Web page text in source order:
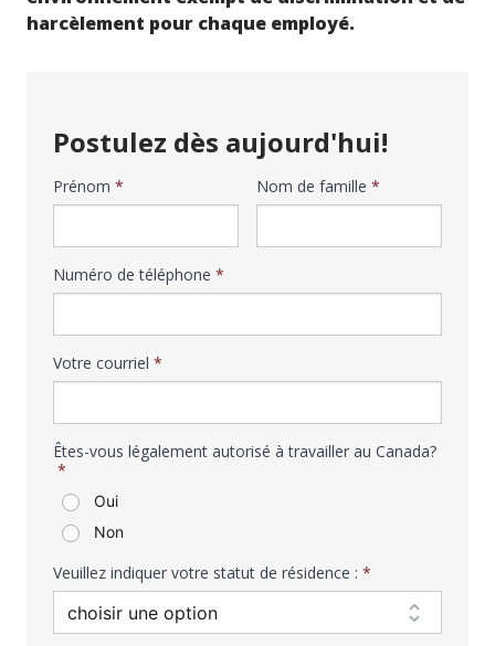
harcèlement pour chaque employé.
Postulez dès aujourd'hui!
Votre
nom
Prénom * Nom de famille *
Numéro de téléphone *
Votre courriel *
Êtes-vous légalement autorisé à travailler au Canada?
*
Oui
Non
Veuillez indiquer votre statut de résidence : *